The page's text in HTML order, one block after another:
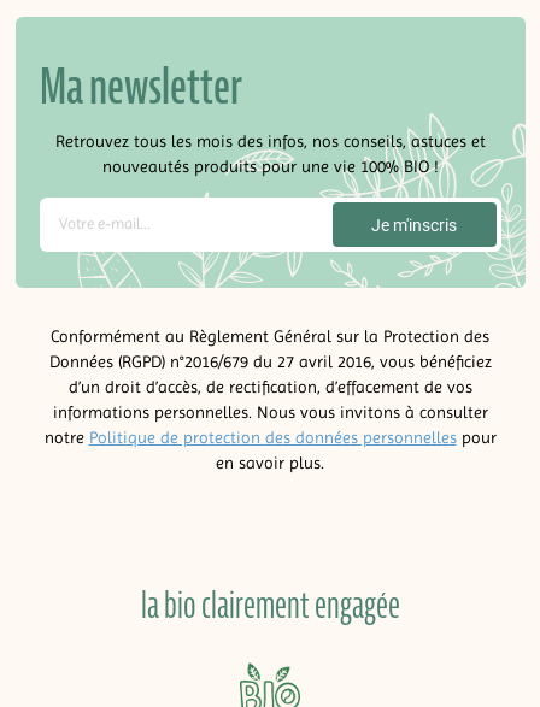
Ma newsletter
Retrouvez tous les mois des infos, nos conseils, astuces et
nouveautés produits pour une vie 100% BIO !
Conformément au Règlement Général sur la Protection des
Données (RGPD) n°2016/679 du 27 avril 2016, vous bénéficiez
d’un droit d’accès, de rectification, d’effacement de vos
informations personnelles. Nous vous invitons à consulter
notre Politique de protection des données personnellespour
en savoir plus.
la bio clairement engagée